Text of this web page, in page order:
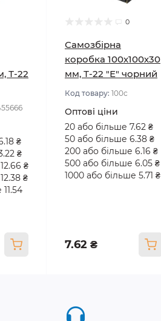
Т-22
₴
₴
₴
₴
0
Самозбірна
коробка 100х100х30
мм, Т-22 "Е" чорний
Код товару: 100с
Оптові ціни
20 або більше 7.62 ₴
50 або більше 6.38 ₴
200 або більше 6.16 ₴
500 або більше 6.05 ₴
1000 або більше 5.71 ₴
7.62 ₴